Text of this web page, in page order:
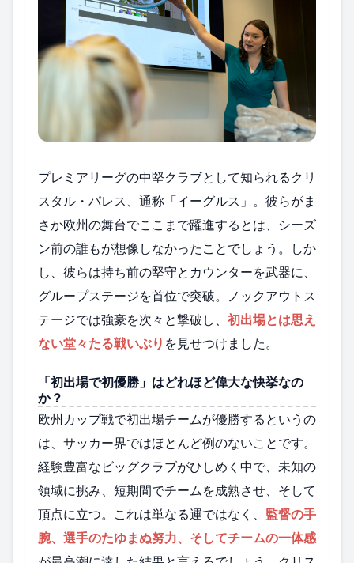
プレミアリーグの中堅クラブとして知られるクリ
スタル・パレス、通称「イーグルス」。彼らがま
さか欧州の舞台でここまで躍進するとは、シーズ
ン前の誰もが想像しなかったことでしょう。しか
し、彼らは持ち前の堅守とカウンターを武器に、
グループステージを首位で突破。ノックアウトス
テージでは強豪を次々と撃破し、 初出場とは思え
ない堂々たる戦いぶり を見せつけました。
「初出場で初優勝」はどれほど偉大な快挙なの
か？
欧州カップ戦で初出場チームが優勝するというの
は、サッカー界ではほとんど例のないことです。
経験豊富なビッグクラブがひしめく中で、未知の
領域に挑み、短期間でチームを成熟させ、そして
頂点に立つ。これは単なる運ではなく、 監督の手
腕、選手のたゆまぬ努力、そしてチームの一体感